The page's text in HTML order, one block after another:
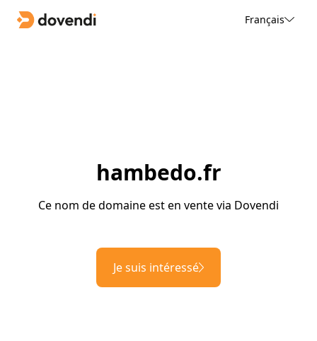
Français
hambedo.fr
Ce nom de domaine est en vente via Dovendi
Je suis intéressé